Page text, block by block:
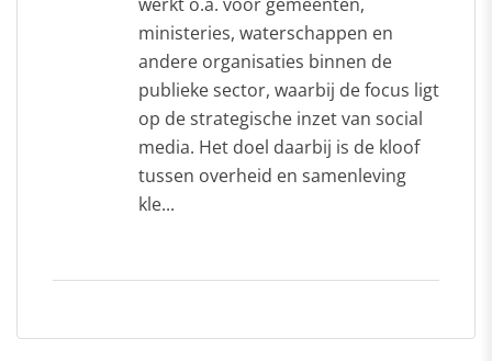
ministeries, waterschappen en
andere organisaties binnen de
publieke sector, waarbij de focus ligt
op de strategische inzet van social
media. Het doel daarbij is de kloof
tussen overheid en samenleving
kle...